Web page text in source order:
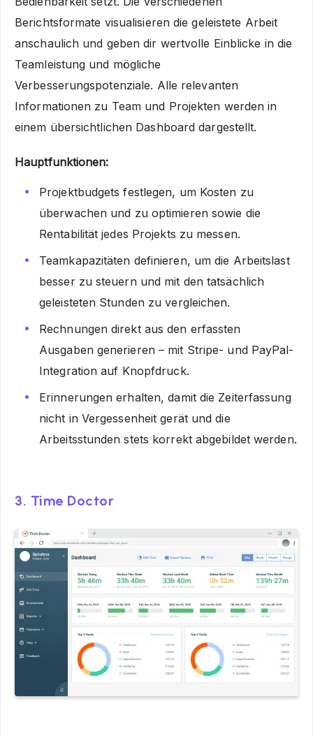
Berichtsformate visualisieren die geleistete Arbeit
anschaulich und geben dir wertvolle Einblicke in die
Teamleistung und mögliche
Verbesserungspotenziale. Alle relevanten
Informationen zu Team und Projekten werden in
einem übersichtlichen Dashboard dargestellt.
Hauptfunktionen:
Projektbudgets festlegen, um Kosten zu
überwachen und zu optimieren sowie die
Rentabilität jedes Projekts zu messen.
Teamkapazitäten definieren, um die Arbeitslast
besser zu steuern und mit den tatsächlich
geleisteten Stunden zu vergleichen.
Rechnungen direkt aus den erfassten
Ausgaben generieren – mit Stripe- und PayPal-
Integration auf Knopfdruck.
Erinnerungen erhalten, damit die Zeiterfassung
nicht in Vergessenheit gerät und die
Arbeitsstunden stets korrekt abgebildet werden.
3. Time Doctor